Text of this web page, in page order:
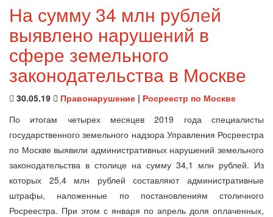
На сумму 34 млн рублей
выявлено нарушений в
сфере земельного
законодательства в Москве
30.05.19 Правонарушение | Росреестр по Москве
По итогам четырех месяцев 2019 года специалисты
государственного земельного надзора Управления Росреестра
по Москве выявили административных нарушений земельного
законодательства в столице на сумму 34,1 млн рублей. Из
которых 25,4 млн рублей составляют административные
штрафы, наложенные по постановлениям столичного
Росреестра. При этом с января по апрель доля оплаченных,